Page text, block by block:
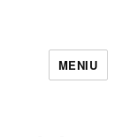
MENIU